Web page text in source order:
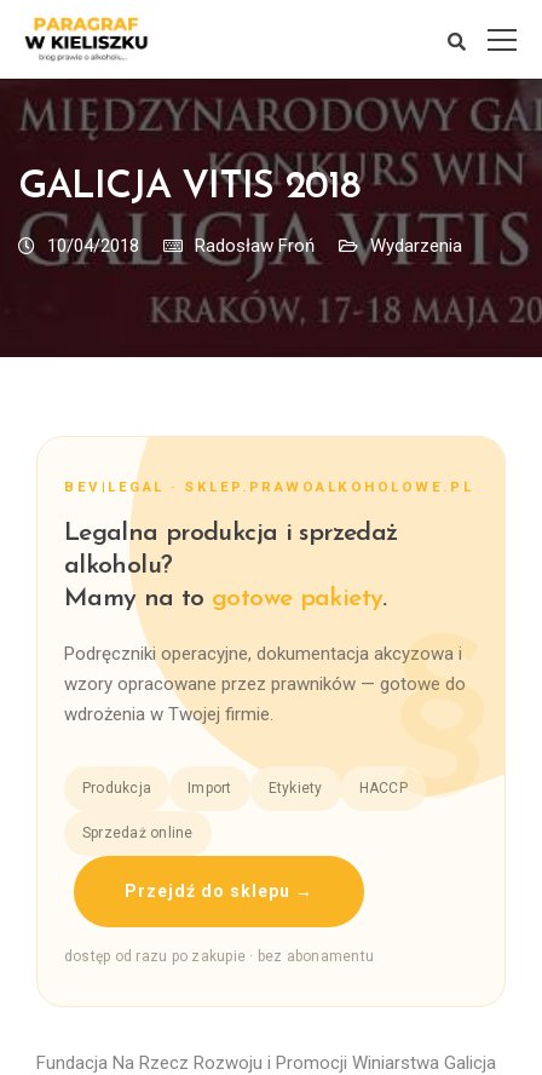
GALICJA VITIS 2018
10/04/2018 Radosław Froń Wydarzenia
BEV|LEGAL · SKLEP.PRAWOALKOHOLOWE.PL
Legalna produkcja i sprzedaż
alkoholu?
Mamy na to gotowe pakiety.
Podręczniki operacyjne, dokumentacja akcyzowa i
wzory opracowane przez prawników — gotowe do
wdrożenia w Twojej firmie.
Produkcja Import Etykiety HACCP
Sprzedaż online
Przejdź do sklepu →
dostęp od razu po zakupie · bez abonamentu
Fundacja Na Rzecz Rozwoju i Promocji Winiarstwa Galicja